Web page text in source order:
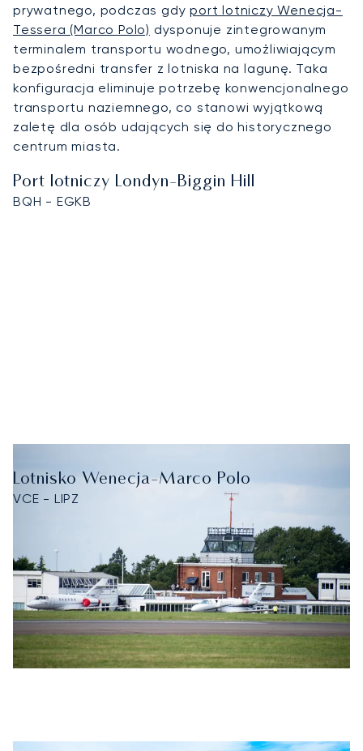
prywatnego, podczas gdyport lotniczy Wenecja-
Tessera (Marco Polo) dysponuje zintegrowanym
terminalem transportu wodnego, umożliwiającym
bezpośredni transfer z lotniska na lagunę. Taka
konfiguracja eliminuje potrzebę konwencjonalnego
transportu naziemnego, co stanowi wyjątkową
zaletę dla osób udających się do historycznego
centrum miasta.
Port lotniczy Londyn-Biggin Hill
BQH - EGKB
Lotnisko Wenecja-Marco Polo
VCE - LIPZ